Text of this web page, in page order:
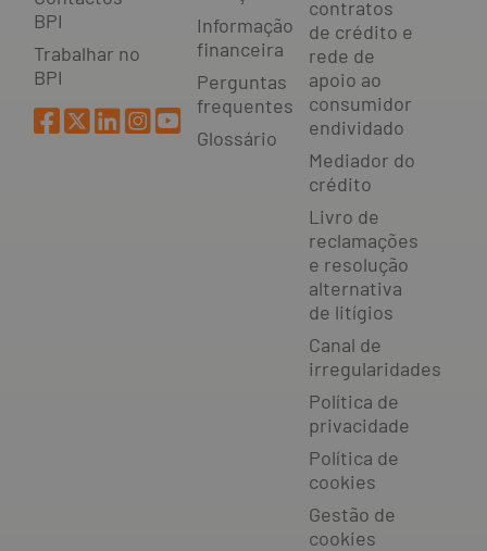
BPI
Trabalhar no
BPI
Informação
financeira
Perguntas
frequentes
Glossário
contratos
de crédito e
rede de
apoio ao
consumidor
endividado
Mediador do
crédito
Livro de
reclamações
e resolução
alternativa
de litígios
Canal de
irregularidades
Política de
privacidade
Política de
cookies
Gestão de
cookies